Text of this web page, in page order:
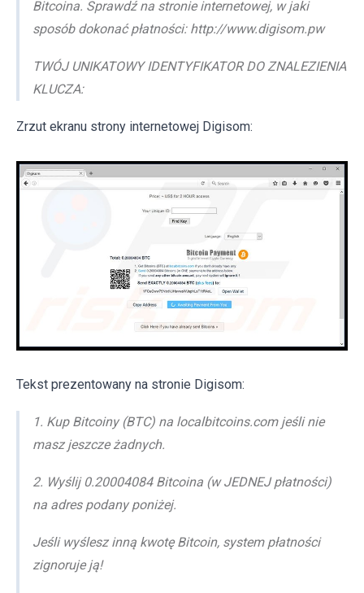
Bitcoina. Sprawdź na stronie internetowej, w jaki
sposób dokonać płatności: http://www.digisom.pw
TWÓJ UNIKATOWY IDENTYFIKATOR DO ZNALEZIENIA
KLUCZA:
Zrzut ekranu strony internetowej Digisom:
Tekst prezentowany na stronie Digisom:
1. Kup Bitcoiny (BTC) na localbitcoins.com jeśli nie
masz jeszcze żadnych.
2. Wyślij 0.20004084 Bitcoina (w JEDNEJ płatności)
na adres podany poniżej.
Jeśli wyślesz inną kwotę Bitcoin, system płatności
zignoruje ją!